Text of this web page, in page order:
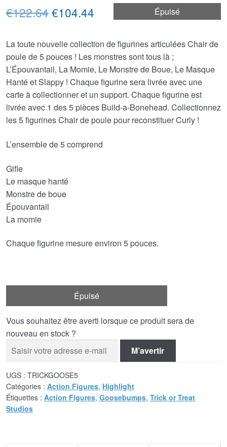
Épuisé
€122.64Le
initial
était :
€122.64.
€104.44
actuel
est :
€104.44.
La toute nouvelle collection de figurines articulées Chair de
poule de 5 pouces ! Les monstres sont tous là ;
L’Épouvantail, La Momie, Le Monstre de Boue, Le Masque
Hanté et Slappy ! Chaque figurine sera livrée avec une
carte à collectionner et un support. Chaque figurine est
livrée avec 1 des 5 pièces Build-a-Bonehead. Collectionnez
les 5 figurines Chair de poule pour reconstituer Curly !
L’ensemble de 5 comprend
Gifle
Le masque hanté
Monstre de boue
Épouvantail
La momie
Chaque figurine mesure environ 5 pouces.
Épuisé
Vous souhaitez être averti lorsque ce produit sera de
nouveau en stock ?
M’avertir
UGS : TRICKGOOSE5
Catégories : Action Figures, Highlight
Étiquettes : Action Figures, Goosebumps, Trick or Treat
Studios